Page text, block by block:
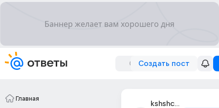
Создать пост
Главная
kshshch_diadys